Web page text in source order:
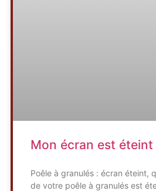
Mon écran est éteint
Poêle à granulés : écran éteint,
de votre poêle à granulés est